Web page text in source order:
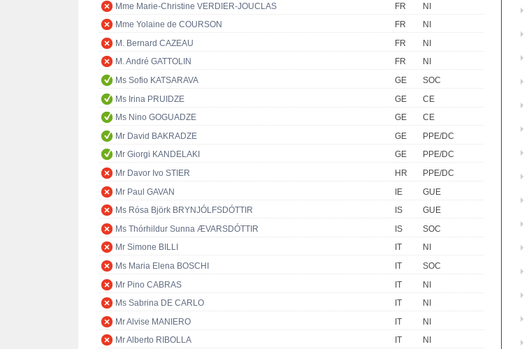
Mme Marie-Christine VERDIER-JOUCLAS
FR
NI
Mme Yolaine de COURSON
FR
NI
M. Bernard CAZEAU
FR
NI
M. André GATTOLIN
FR
NI
Ms Sofio KATSARAVA
GE
SOC
Ms Irina PRUIDZE
GE
CE
Ms Nino GOGUADZE
GE
CE
Mr David BAKRADZE
GE
PPE/DC
Mr Giorgi KANDELAKI
GE
PPE/DC
Mr Davor Ivo STIER
HR
PPE/DC
Mr Paul GAVAN
IE
GUE
Ms Rósa Björk BRYNJÓLFSDÓTTIR
IS
GUE
Ms Thórhildur Sunna ÆVARSDÓTTIR
IS
SOC
Mr Simone BILLI
IT
NI
Ms Maria Elena BOSCHI
IT
SOC
Mr Pino CABRAS
IT
NI
Ms Sabrina DE CARLO
IT
NI
Mr Alvise MANIERO
IT
NI
Mr Alberto RIBOLLA
IT
NI